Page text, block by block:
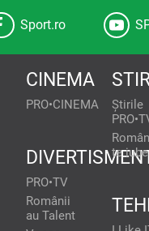
Sport.ro
CINEMA
PRO•CINEMA
PRO•TV
Românii
au Talent
Știrile
te